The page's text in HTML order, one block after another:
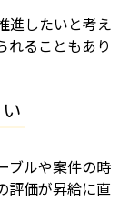
進したいと考え
れることもあり
ブルや案件の時
評価が昇給に直